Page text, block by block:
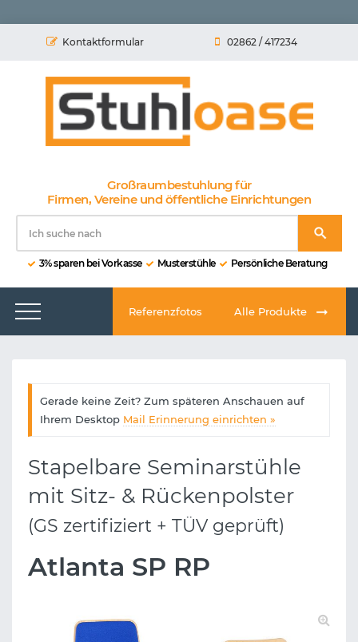
Kontaktformular 02862 / 417234
Großraumbestuhlung für
Firmen, Vereine und öffentliche Einrichtungen
3% sparen bei Vorkasse Musterstühle Persönliche Beratung
Referenzfotos Alle Produkte
Gerade keine Zeit? Zum späteren Anschauen auf
Ihrem Desktop Mail Erinnerung einrichten »
Stapelbare Seminarstühle
mit Sitz- & Rückenpolster
(GS zertifiziert + TÜV geprüft)
Atlanta SP RP